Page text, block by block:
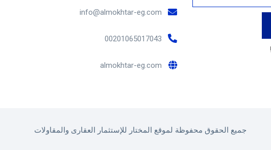
info@almokhtar-eg.com
00201065017043
almokhtar-eg.com
جميع الحقوق محفوظة لموقع المختار للإستثمار العقارى والمقاولات